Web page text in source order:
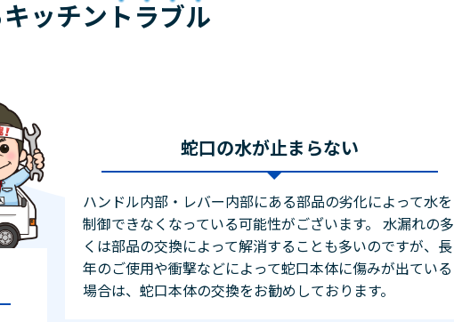
ッチン トラブル
蛇口の水が止まらない
ハンドル内部・レバー内部にある部品の劣化によって水を
制御できなくなっている可能性がございます。 水漏れの多
くは部品の交換によって解消することも多いのですが、長
年のご使用や衝撃などによって蛇口本体に傷みが出ている
場合は、蛇口本体の交換をお勧めしております。